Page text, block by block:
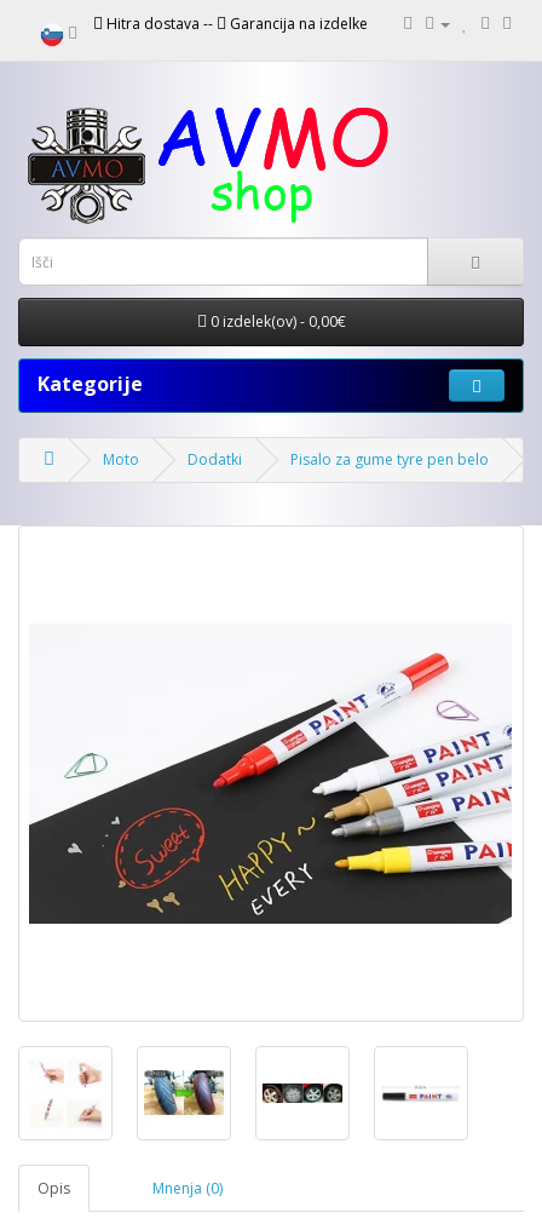
Hitra dostava -- Garancija na izdelke
0 izdelek(ov) - 0,00€
Kategorije
Moto Dodatki Pisalo za gume tyre pen belo
Opis Mnenja (0)